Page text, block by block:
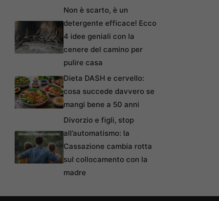
Non è scarto, è un
detergente efficace! Ecco
4 idee geniali con la
cenere del camino per
pulire casa
Dieta DASH e cervello:
cosa succede davvero se
mangi bene a 50 anni
Divorzio e figli, stop
all’automatismo: la
Cassazione cambia rotta
sul collocamento con la
madre